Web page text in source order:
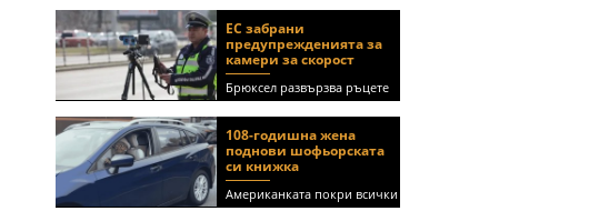
ЕС забрани
предупрежденията за
камери за скорост
Брюксел развързва ръцете
на правителствата за
приложения като Waze и
Google Maps
108-годишна жена
поднови шофьорската
си книжка
Американката покри всички
медицински изисквания, за